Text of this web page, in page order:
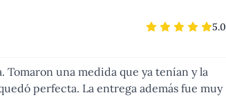
5.0
Tomaron una medida que ya tenían y la
perfecta. La entrega además fue muy